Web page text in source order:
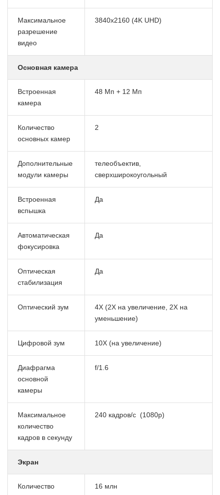
Максимальное
разрешение
видео
3840x2160 (4K UHD)
Основная камера
Встроенная
камера
48 Мп + 12 Мп
Количество
основных камер
2
Дополнительные
модули камеры
телеобъектив,
сверхширокоугольный
Встроенная
вспышка
Да
Автоматическая
фокусировка
Да
Оптическая
стабилизация
Да
Оптический зум
4X (2X на увеличение, 2X на
уменьшение)
Цифровой зум 10X (на увеличение)
Диафрагма
основной
камеры
f/1.6
Максимальное
количество
кадров в секунду
240 кадров/с (1080p)
Экран
Количество
16 млн